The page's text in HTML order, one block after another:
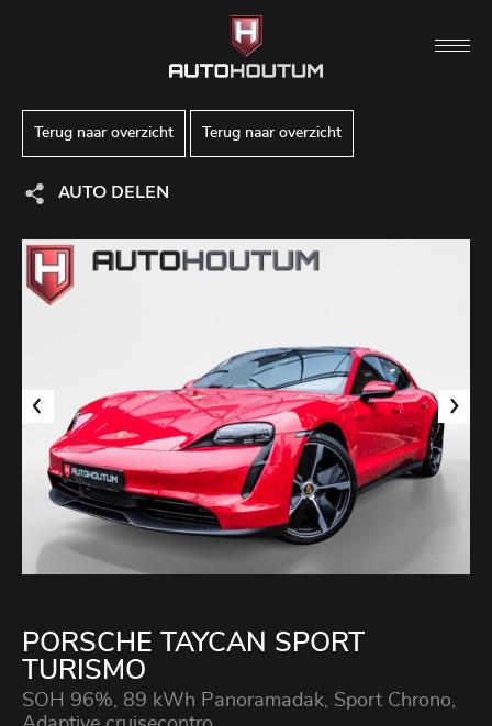
Terug naar overzicht Terug naar overzicht
AUTO DELEN
PORSCHE TAYCAN SPORT
TURISMO
SOH 96%, 89 kWh Panoramadak, Sport Chrono,